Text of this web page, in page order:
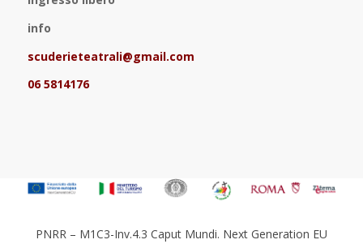
info
scuderieteatrali@gmail.com
06 5814176
PNRR – M1C3-Inv.4.3 Caput Mundi. Next Generation EU